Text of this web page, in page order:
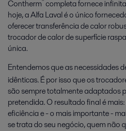
Contherm completa fornece
hoje, a Alfa Laval é o único
oferecer transferência de calor
trocador de calor de superfície
única.
Entendemos que as necessidades
idênticas. É por isso que os
são sempre totalmente adaptados
pretendida. O resultado final é
eficiência e - o mais importante -
se trata do seu negócio, quem não